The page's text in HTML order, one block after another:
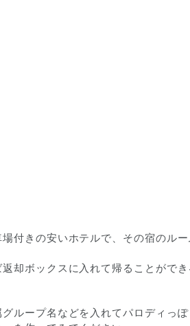
付きの安いホテルで、その宿のル
却ボックスに入れて帰ることができ
ループ名などを入れてパロディっぽ